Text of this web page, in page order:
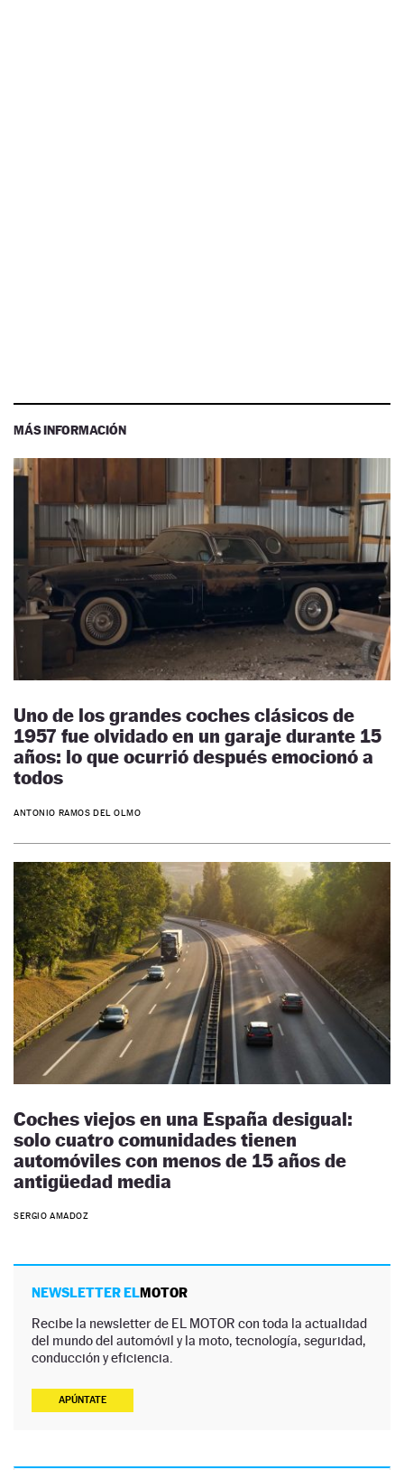
MÁS INFORMACIÓN
Uno de los grandes coches clásicos de
1957 fue olvidado en un garaje durante 15
años: lo que ocurrió después emocionó a
todos
ANTONIO RAMOS DEL OLMO
Coches viejos en una España desigual:
solo cuatro comunidades tienen
automóviles con menos de 15 años de
antigüedad media
SERGIO AMADOZ
NEWSLETTER ELMOTOR
Recibe la newsletter de EL MOTOR con toda la actualidad
del mundo del automóvil y la moto, tecnología, seguridad,
conducción y eficiencia.
APÚNTATE